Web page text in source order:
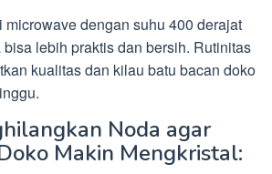
dengan suhu 400 derajat
lebih praktis dan bersih. Rutinitas
kualitas dan kilau batu bacan doko
Noda agar
Makin Mengkristal: